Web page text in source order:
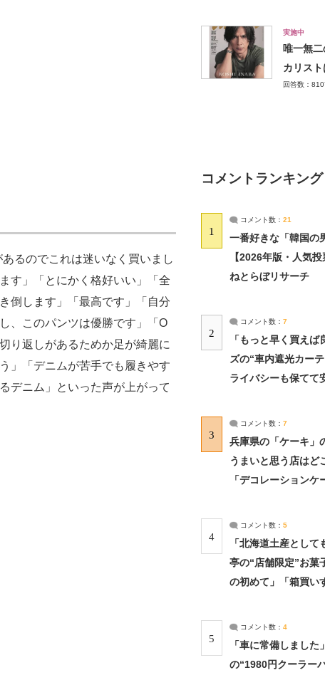
るのでこれは迷いなく買いまし
す」「とにかく格好いい」「全
倒します」「最高です」「自分
、このパンツは優勝です」「O
り返しがあるためか足が綺麗に
」「デニムが苦手でも履きやす
デニム」といった声が上がって
実施中
唯一無
カリスト
回答数：
コメントランキング
1
コメント数： 21
一番好きな「韓国の
【2026年版・人気
ねとらぼリサーチ
2
コメント数： 7
「もっと早く買え
ズの“車内遮光カー
ライバシーも保てて
3
コメント数： 7
兵庫県の「ケーキ
うまいと思う店はど
「デコレーションケ
4
コメント数： 5
「北海道土産とし
亭の“店舗限定”お
の初めて」「箱買い
5
コメント数： 4
「車に常備しまし
の“1980円クーラー